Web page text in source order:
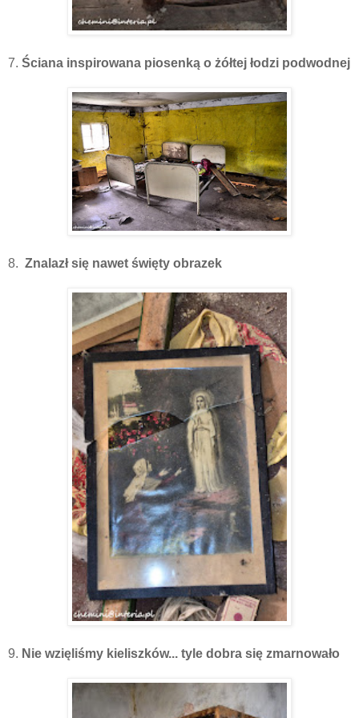
7. Ściana inspirowana piosenką o żółtej łodzi podwodnej
8. Znalazł się nawet święty obrazek
9. Nie wzięliśmy kieliszków... tyle dobra się zmarnowało